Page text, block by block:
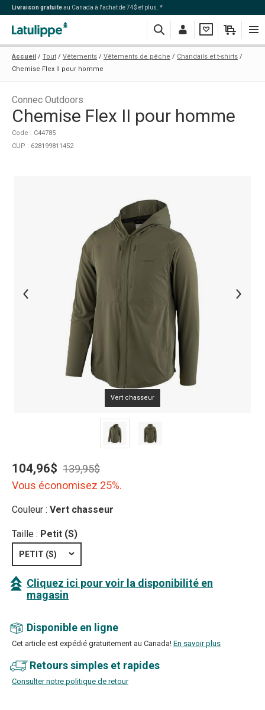
Livraison gratuiteau Canada à l'achat de 74$ et plus. *
Recherche
Me Ma Mon
Accueil Tout Vêtements Vêtements de pêche
Chandails et t-shirts
Chemise Flex II pour homme
Vert chasseur
Connec Outdoors
Chemise Flex II pour homme
Code : C44785
CUP : 628199811452
104,96$ 139,95$
Vous économisez 25%.
Couleur : Vert chasseur
Taille : Petit (S)
PETIT (S)
Cliquez ici pour voir la disponibilité en
magasin
Disponible en ligne
Cet article est expédié gratuitement au Canada! En savoir plus
Retours simples et rapides
Consulter notre politique de retour